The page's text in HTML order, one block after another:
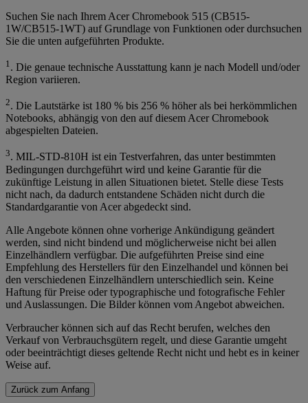
Suchen Sie nach Ihrem Acer Chromebook 515 (CB515-
1W/CB515-1WT) auf Grundlage von Funktionen oder durchsuchen
Sie die unten aufgeführten Produkte.
1 . Die genaue technische Ausstattung kann je nach Modell und/oder
Region variieren.
2. Die Lautstärke ist 180 % bis 256 % höher als bei herkömmlichen
Notebooks, abhängig von den auf diesem Acer Chromebook
abgespielten Dateien.
3. MIL-STD-810H ist ein Testverfahren, das unter bestimmten
Bedingungen durchgeführt wird und keine Garantie für die
zukünftige Leistung in allen Situationen bietet. Stelle diese Tests
nicht nach, da dadurch entstandene Schäden nicht durch die
Standardgarantie von Acer abgedeckt sind.
Alle Angebote können ohne vorherige Ankündigung geändert
werden, sind nicht bindend und möglicherweise nicht bei allen
Einzelhändlern verfügbar. Die aufgeführten Preise sind eine
Empfehlung des Herstellers für den Einzelhandel und können bei
den verschiedenen Einzelhändlern unterschiedlich sein. Keine
Haftung für Preise oder typographische und fotografische Fehler
und Auslassungen. Die Bilder können vom Angebot abweichen.
Verbraucher können sich auf das Recht berufen, welches den
Verkauf von Verbrauchsgütern regelt, und diese Garantie umgeht
oder beeinträchtigt dieses geltende Recht nicht und hebt es in keiner
Weise auf.
Zurück zum Anfang